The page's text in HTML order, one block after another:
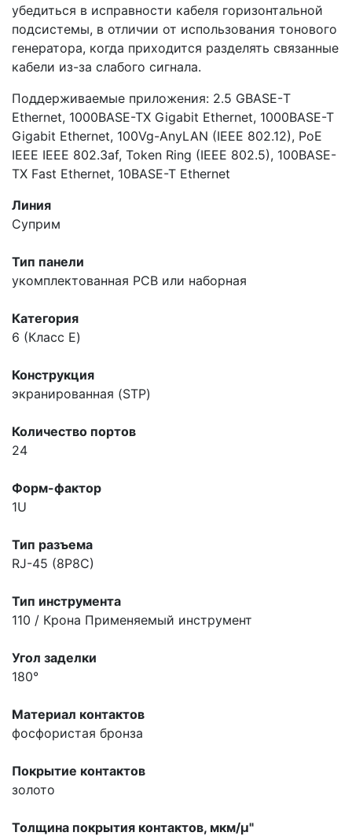
убедиться в исправности кабеля горизонтальной
подсистемы, в отличии от использования тонового
генератора, когда приходится разделять связанные
кабели из-за слабого сигнала.
Поддерживаемые приложения: 2.5 GBASE-Т
Ethernet, 1000BASE-TX Gigabit Ethernet, 1000BASE-T
Gigabit Ethernet, 100Vg-AnyLAN (IEEE 802.12), PoE
IEEE IEEE 802.3af, Token Ring (IEEE 802.5), 100BASE-
TX Fast Ethernet, 10BASE-T Ethernet
Линия
Суприм
Тип панели
укомплектованная PCB или наборная
Категория
6 (Класс E)
Конструкция
экранированная (STP)
Количество портов
24
Форм-фактор
1U
Тип разъема
RJ-45 (8P8C)
Тип инструмента
110 / Крона Применяемый инструмент
Угол заделки
180°
Материал контактов
фосфористая бронза
Покрытие контактов
золото
Толщина покрытия контактов, мкм/µ"